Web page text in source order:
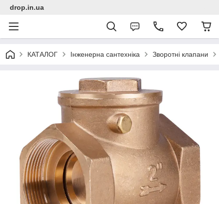
drop.in.ua
КАТАЛОГ Інженерна сантехніка Зворотні клапани